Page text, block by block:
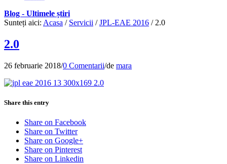
Blog - Ultimele știri
Sunteți aici: Acasa / Servicii / JPL-EAE 2016 / 2.0
2.0
26 februarie 2018/0 Comentarii/de mara
Share this entry
Share on Facebook
Share on Twitter
Share on Google+
Share on Pinterest
Share on Linkedin